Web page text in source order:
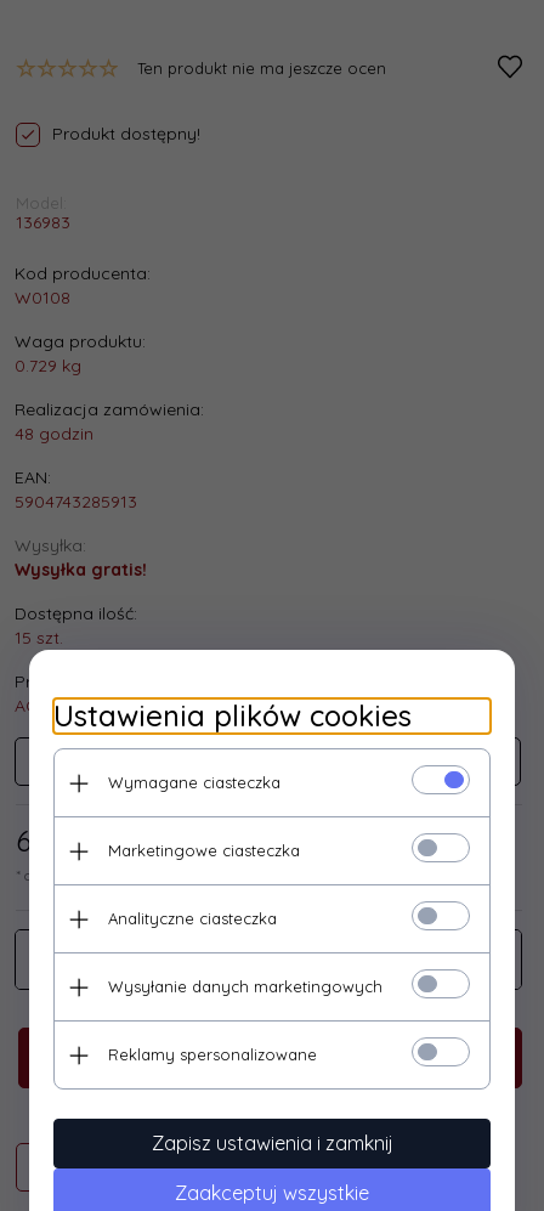
Ten produkt nie ma jeszcze ocen
Produkt dostępny!
Model:
136983
Kod producenta:
W0108
Waga produktu:
0.729 kg
Realizacja zamówienia:
48 godzin
EAN:
5904743285913
Wysyłka:
Wysyłka gratis!
Dostępna ilość:
15 szt.
Producent:
ACAR
65, 85 / 81,00 PLN*
* cena netto / brutto
KUP TERAZ!
Ustawienia plików cookies
Wymagane ciasteczka
Marketingowe ciasteczka
Analityczne ciasteczka
Wysyłanie danych marketingowych
Reklamy spersonalizowane
Zapisz ustawienia i zamknij
Zaakceptuj wszystkie